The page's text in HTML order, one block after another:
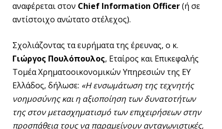
αναφέρεται στον Chief Information Officer(ή σε
αντίστοιχο ανώτατο στέλεχος).
Σχολιάζοντας τα ευρήματα της έρευνας, ο κ.
Γιώργος Πουλόπουλος, Εταίρος και Επικεφαλής
Τομέα Χρηματοοικονομικών Υπηρεσιών της ΕΥ
Ελλάδος, δήλωσε: «Η ενσωμάτωση της τεχνητής
νοημοσύνης και η αξιοποίηση των δυνατοτήτων
της στον μετασχηματισμό των επιχειρήσεων στην
προσπάθεια τους να παραμείνουν ανταγωνιστικές,